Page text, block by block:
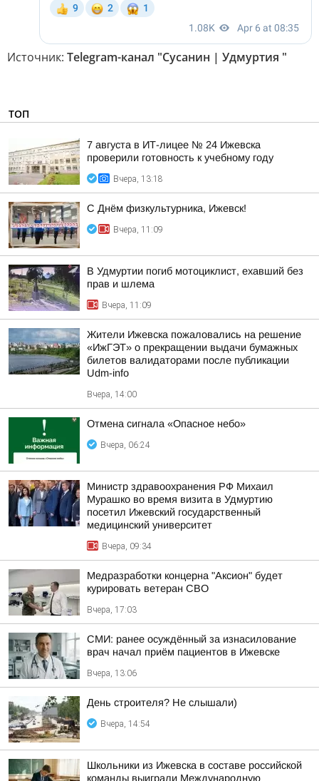
Источник: Telegram-канал "Сусанин | Удмуртия "
ТОП
7 августа в ИТ-лицее № 24 Ижевска
проверили готовность к учебному году
Вчера, 13:18
С Днём физкультурника, Ижевск!
Вчера, 11:09
В Удмуртии погиб мотоциклист, ехавший без
прав и шлема
Вчера, 11:09
Жители Ижевска пожаловались на решение
«ИжГЭТ» о прекращении выдачи бумажных
билетов валидаторами после публикации
Udm-info
Вчера, 14:00
Отмена сигнала «Опасное небо»
Вчера, 06:24
Министр здравоохранения РФ Михаил
Мурашко во время визита в Удмуртию
посетил Ижевский государственный
медицинский университет
Вчера, 09:34
Медразработки концерна "Аксион" будет
курировать ветеран СВО
Вчера, 17:03
СМИ: ранее осуждённый за изнасилование
врач начал приём пациентов в Ижевске
Вчера, 13:06
День строителя? Не слышали)
Вчера, 14:54
Школьники из Ижевска в составе российской
команды выиграли Международную